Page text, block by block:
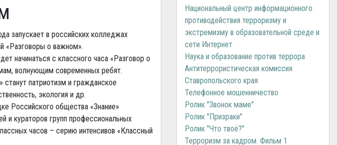
запускает в российских колледжах
«Разговоры о важном».
начинаться с классного часа «Разговор о
волнующим современных ребят.
патриотизм и гражданское
экология и др.
Российского общества «Знание»
и кураторов групп профессиональных
часов – серию интенсивов «Классный
Национальный центр информационного
противодействия терроризму и
экстремизму в образовательной среде и
сети Интернет
Наука и образование против террора
Антитеррористическая комиссия
Ставропольского края
Телефонное мошенничество
Ролик "Звонок маме"
Ролик "Призраки"
Ролик "Что твоё?"
Терроризм за кадром. Фильм 1